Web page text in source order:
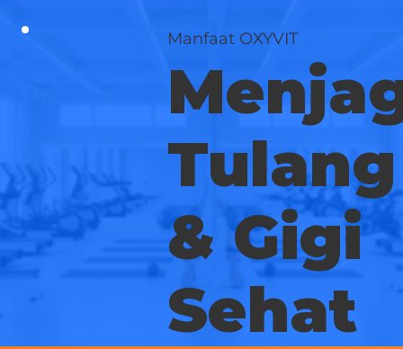
Manfaat OXYVIT
Tulang
& Gigi
Sehat